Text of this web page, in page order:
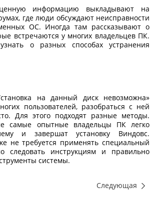
информацию выкладывают на
где люди обсуждают неисправности
ОС. Иногда там рассказывают о
встречаются у многих владельцев ПК.
о разных способах устранения
на данный диск невозможна»
пользователей, разобраться с ней
Для этого подходят разные методы.
самые опытные владельцы ПК легко
и завершат установку Виндовс.
не требуется применять специальный
следовать инструкциям и правильно
системы.
Следующая